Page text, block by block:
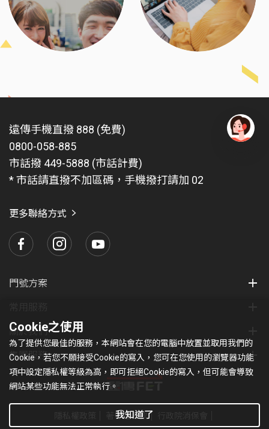
遠傳手機直撥 888 (免費)
0800-058-885
市話撥 449-5888 (市話計費)
* 市話請直撥不加區碼，手機撥打請加 02
更多聯絡方式
門號方案
關於我們
集團服務
著作權條款
Cookie之使用
為了提供您最佳的服務，本網站會在您的電腦中放置並取用我們的
Cookie，若您不願接受Cookie的寫入，您可在您使用的瀏覽器功能
項中設定隱私權等級為高，即可拒絕Cookie的寫入，但可能會導致
網站某些功能無法正常執行。
我知道了